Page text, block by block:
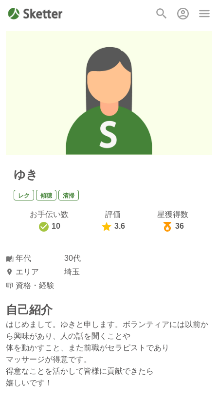
ゆき
レク 傾聴 清掃
お手伝い数
10
評価
3.6
星獲得数
36
年代
30代
エリア
埼玉
資格・経験
自己紹介
はじめまして。ゆきと申します。ボランティアには以前か
ら興味があり、人の話を聞くことや
体を動かすこと、また前職がセラピストであり
マッサージが得意です。
得意なことを活かして皆様に貢献できたら
嬉しいです！